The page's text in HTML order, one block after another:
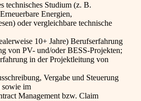
technisches Studium (z. B.
Energien,
oder vergleichbare technische
10+ Jahre) Berufserfahrung
von PV- und/oder BESS-Projekten;
in der Projektleitung von
Vergabe und Steuerung
sowie im
Management bzw. Claim